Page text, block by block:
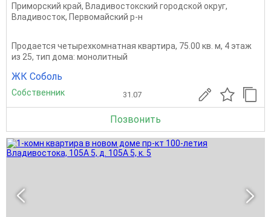
Приморский край, Владивостокский городской округ,
Владивосток, Первомайский р-н
Продается четырехкомнатная квартира, 75.00 кв. м, 4 этаж
из 25, тип дома: монолитный
ЖК Соболь
Собственник 31.07
Позвонить